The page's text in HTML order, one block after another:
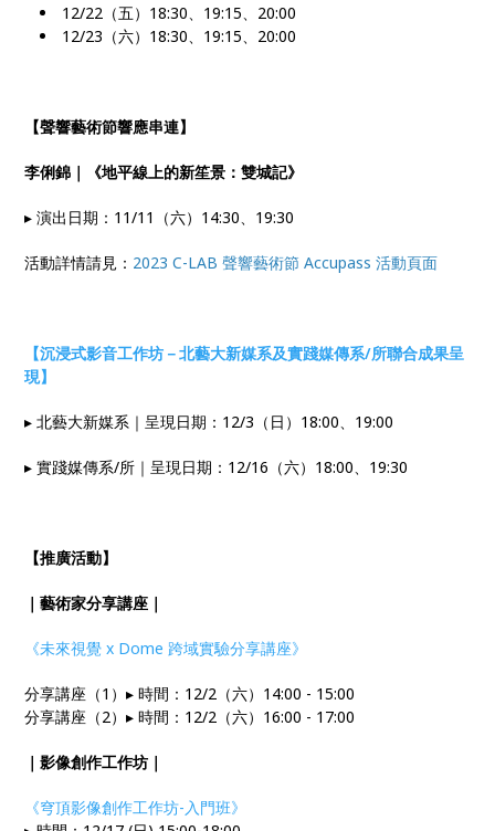
12/22（五）18:30、19:15、20:00
12/23（六）18:30、19:15、20:00
【聲響藝術節響應串連】
李俐錦｜《地平線上的新笙景：雙城記》
▸ 演出日期：11/11（六）14:30、19:30
活動詳情請見： 2023 C-LAB 聲響藝術節 Accupass 活動頁面
【沉浸式影音工作坊－北藝大新媒系及實踐媒傳系/所聯合成果呈
現】
▸ 北藝大新媒系｜呈現日期：12/3（日）18:00、19:00
▸ 實踐媒傳系/所｜呈現日期：12/16（六）18:00、19:30
【推廣活動】
｜藝術家分享講座｜
《未來視覺 x Dome 跨域實驗分享講座》
分享講座（1）▸ 時間：12/2（六）14:00 - 15:00
分享講座（2）▸ 時間：12/2（六）16:00 - 17:00
｜影像創作工作坊｜
《穹頂影像創作工作坊-入門班》